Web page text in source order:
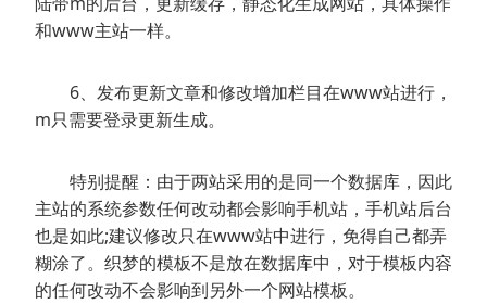
和www主站一样。
6、发布更新文章和修改增加栏目在www站进行，
m只需要登录更新生成。
特别提醒：由于两站采用的是同一个数据库，因此
主站的系统参数任何改动都会影响手机站，手机站后台
也是如此;建议修改只在www站中进行，免得自己都弄
糊涂了。织梦的模板不是放在数据库中，对于模板内容
的任何改动不会影响到另外一个网站模板。